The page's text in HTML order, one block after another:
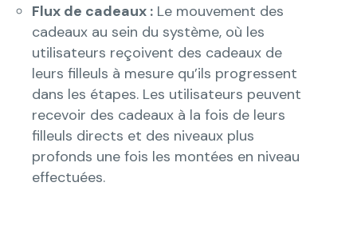
Flux de cadeaux : Le mouvement des
cadeaux au sein du système, où les
utilisateurs reçoivent des cadeaux de
leurs filleuls à mesure qu’ils progressent
dans les étapes. Les utilisateurs peuvent
recevoir des cadeaux à la fois de leurs
filleuls directs et des niveaux plus
profonds une fois les montées en niveau
effectuées.